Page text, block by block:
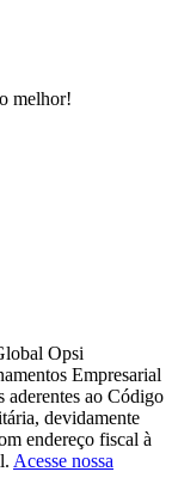
melhor!
Opsi
Empresarial
ao Código
devidamente
endereço fiscal à
Acesse nossa